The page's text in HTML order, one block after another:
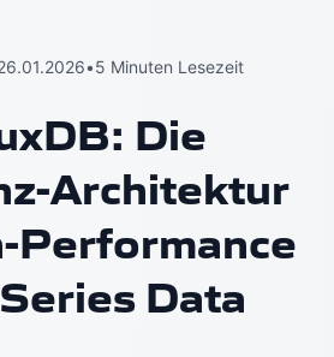
•5 Minuten Lesezeit
Die
Architektur
Performance
Data